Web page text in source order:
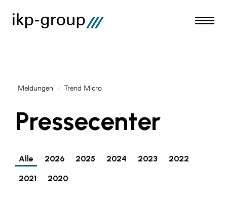
AKTUELLES
ALEX Krems
Amazon Web Services
Meldungen / Trend Micro
Pressecenter
Alle 2026 2025 2024 2023 2022
2021 2020